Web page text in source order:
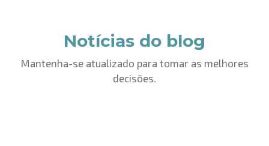
Notícias do blog
Mantenha-se atualizado para tomar as melhores
decisões.